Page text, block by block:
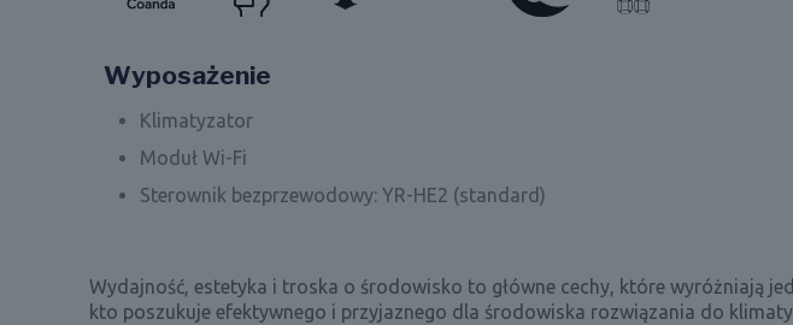
Wyposażenie
Klimatyzator
Moduł Wi-Fi
Sterownik bezprzewodowy: YR-HE2 (standard)
Wydajność, estetyka i troska o środowisko to główne cechy, które wyróżniają
kto poszukuje efektywnego i przyjaznego dla środowiska rozwiązania do